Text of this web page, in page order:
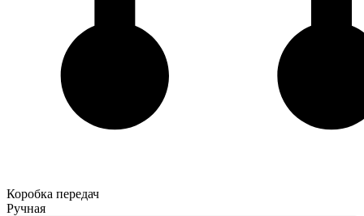
Коробка передач
Ручная